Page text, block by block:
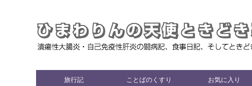
旅行記 ことばのくすり お気に入り